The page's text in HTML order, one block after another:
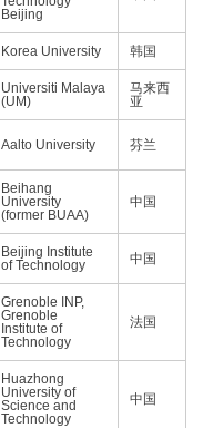
Beijing
Korea University 韩国
Universiti Malaya
(UM)
马来西
亚
Aalto University 芬兰
Beihang
University
(former BUAA)
中国
Beijing Institute
of Technology
中国
Grenoble INP,
Grenoble
Institute of
Technology
法国
Huazhong
University of
Science and
Technology
中国